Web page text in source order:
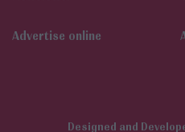
Αdvertise online
Designed and